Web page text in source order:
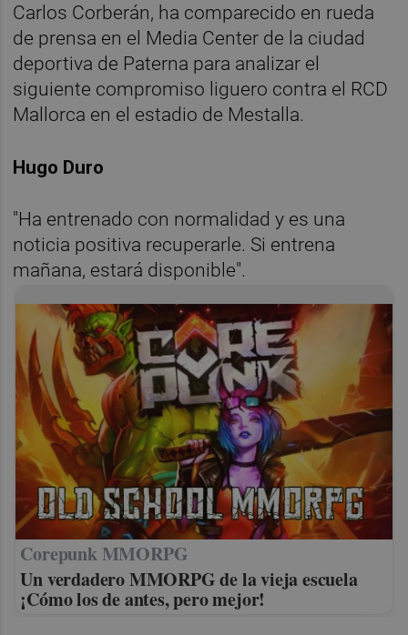
Carlos Corberán, ha comparecido en rueda
de prensa en el Media Center de la ciudad
deportiva de Paterna para analizar el
siguiente compromiso liguero contra el RCD
Mallorca en el estadio de Mestalla.
Hugo Duro
"Ha entrenado con normalidad y es una
noticia positiva recuperarle. Si entrena
mañana, estará disponible".
Corepunk MMORPG
Un verdadero MMORPG de la vieja escuela
¡Cómo los de antes, pero mejor!